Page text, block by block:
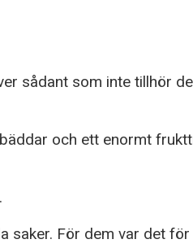
sådant som inte tillhör
och ett enormt
saker. För dem var det